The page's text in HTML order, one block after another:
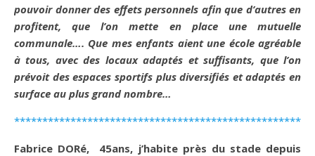
pouvoir donner des effets personnels afin que d’autres en
profitent, que l’on mette en place une mutuelle
communale…. Que mes enfants aient une école agréable
à tous, avec des locaux adaptés et suffisants, que l’on
prévoit des espaces sportifs plus diversifiés et adaptés en
surface au plus grand nombre…
Fabrice DORé, 45ans, j’habite près du stade depuis